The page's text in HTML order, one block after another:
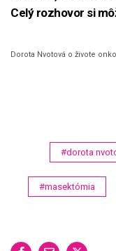
Celý rozhovor si
0
Dorota Nvotová o živote
#dorota
#masektómia